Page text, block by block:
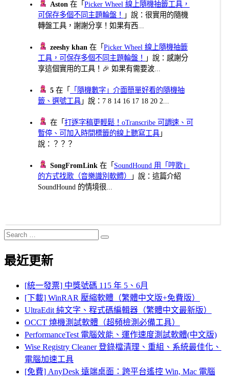
Aston 在「Picker Wheel 線上隨機抽籤工具，
可保存多個不同主題輪盤！
」說：很實用的隨機
轉盤工具，謝謝分享！如果有西...
zeeshy khan 在「Picker Wheel 線上隨機抽籤
工具，可保存多個不同主題輪盤！
」說：感謝分
享這個實用的工具！🎉 如果有需要波...
5 在「
「隨機數字」介面簡單好看的隨機抽
籤、選號工具 」說：7 8 14 16 17 18 20 2...
在「打逐字稿更輕鬆！oTranscribe 可調速、可
暫停、可加入時間標籤的線上聽寫工具 」
說：？？？
SongFromLink 在「 SoundHound 用「哼歌」
的方式找歌（音樂識別軟體）
」說：這篇介紹
SoundHound 的情境很...
Search
for:
Search
最近更新
[統一發票] 中獎號碼 115 年 5、6月
[下載] WinRAR 壓縮軟體（繁體中文版+免費版）
UltraEdit 純文字、程式碼編輯器（繁體中文最新版）
OCCT 燒機測試軟體（超頻檢測必備工具）
PerformanceTest 電腦效能、運作速度測試軟體(中文版)
Wise Registry Cleaner 登錄檔清理、重組、系統最佳化、
電腦加速工具
[免費] AnyDesk 遠端桌面：跨平台遙控 Win, Mac 電腦